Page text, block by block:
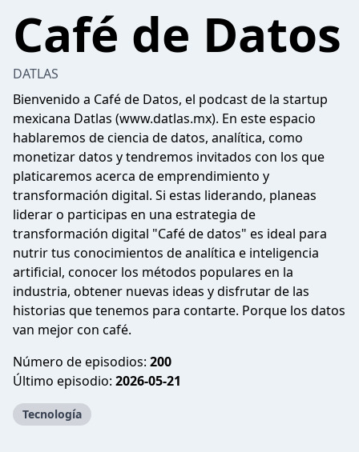
Café de Datos
DATLAS
Bienvenido a Café de Datos, el podcast de la startup
mexicana Datlas (www.datlas.mx). En este espacio
hablaremos de ciencia de datos, analítica, como
monetizar datos y tendremos invitados con los que
platicaremos acerca de emprendimiento y
transformación digital. Si estas liderando, planeas
liderar o participas en una estrategia de
transformación digital "Café de datos" es ideal para
nutrir tus conocimientos de analítica e inteligencia
artificial, conocer los métodos populares en la
industria, obtener nuevas ideas y disfrutar de las
historias que tenemos para contarte. Porque los datos
van mejor con café.
Número de episodios: 200
Último episodio: 2026-05-21
Tecnología